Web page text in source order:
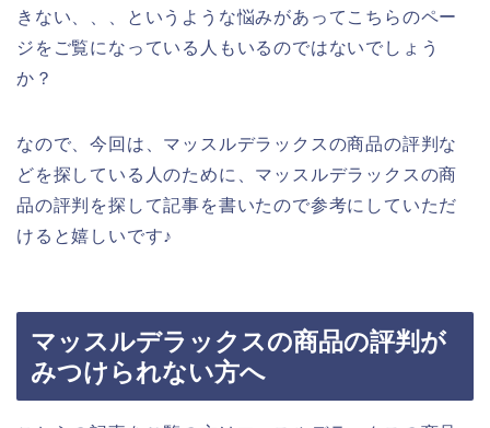
きない、、、というような悩みがあってこちらのペー
ジをご覧になっている人もいるのではないでしょう
か？
なので、今回は、マッスルデラックスの商品の評判な
どを探している人のために、マッスルデラックスの商
品の評判を探して記事を書いたので参考にしていただ
けると嬉しいです♪
マッスルデラックスの商品の評判が
みつけられない方へ